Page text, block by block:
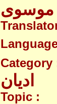
موسوی
Category
ادیان
Topic :